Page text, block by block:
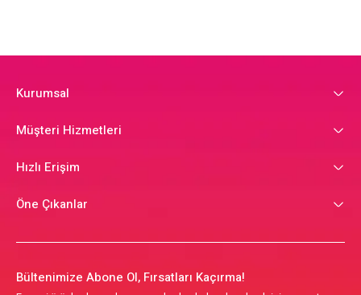
Kurumsal
Müşteri Hizmetleri
Hızlı Erişim
Öne Çıkanlar
Bültenimize Abone Ol, Fırsatları Kaçırma!